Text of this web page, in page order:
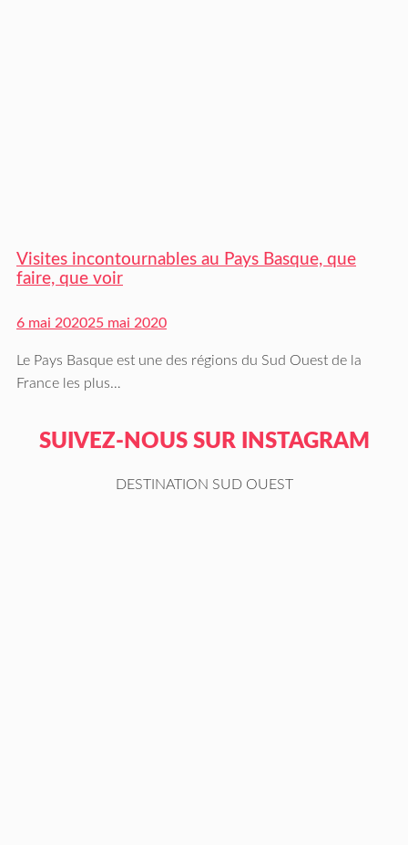
Visites incontournables au Pays Basque, que
faire, que voir
6 mai 202025 mai 2020
Le Pays Basque est une des régions du Sud Ouest de la
France les plus…
SUIVEZ-NOUS SUR INSTAGRAM
DESTINATION SUD OUEST